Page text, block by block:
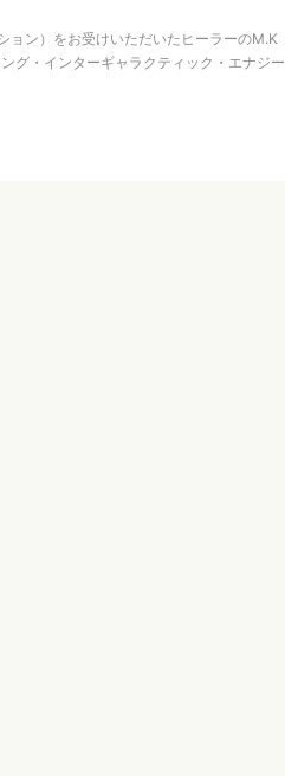
ョン）をお受けいただいたヒーラーのM.K
グ・インターギャラクティック・エナジー